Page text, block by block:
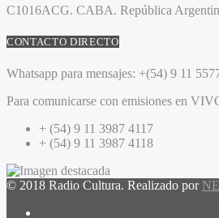
C1016ACG. CABA. República
CONTACTO DIRECTO
Whatsapp para mensajes: +(54) 9 11
Para comunicarse con emisiones en
+ (54) 9 11 3987 4117
+ (54) 9 11 3987 4118
© 2018 Radio Cultura. Realizado por